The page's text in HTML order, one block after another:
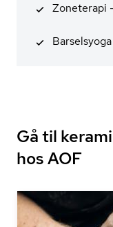
Zoneterapi
Barselsyoga
Gå til
hos AOF